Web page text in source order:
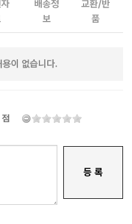
배송정
보
교환/반
품
이 없습니다.
등 록